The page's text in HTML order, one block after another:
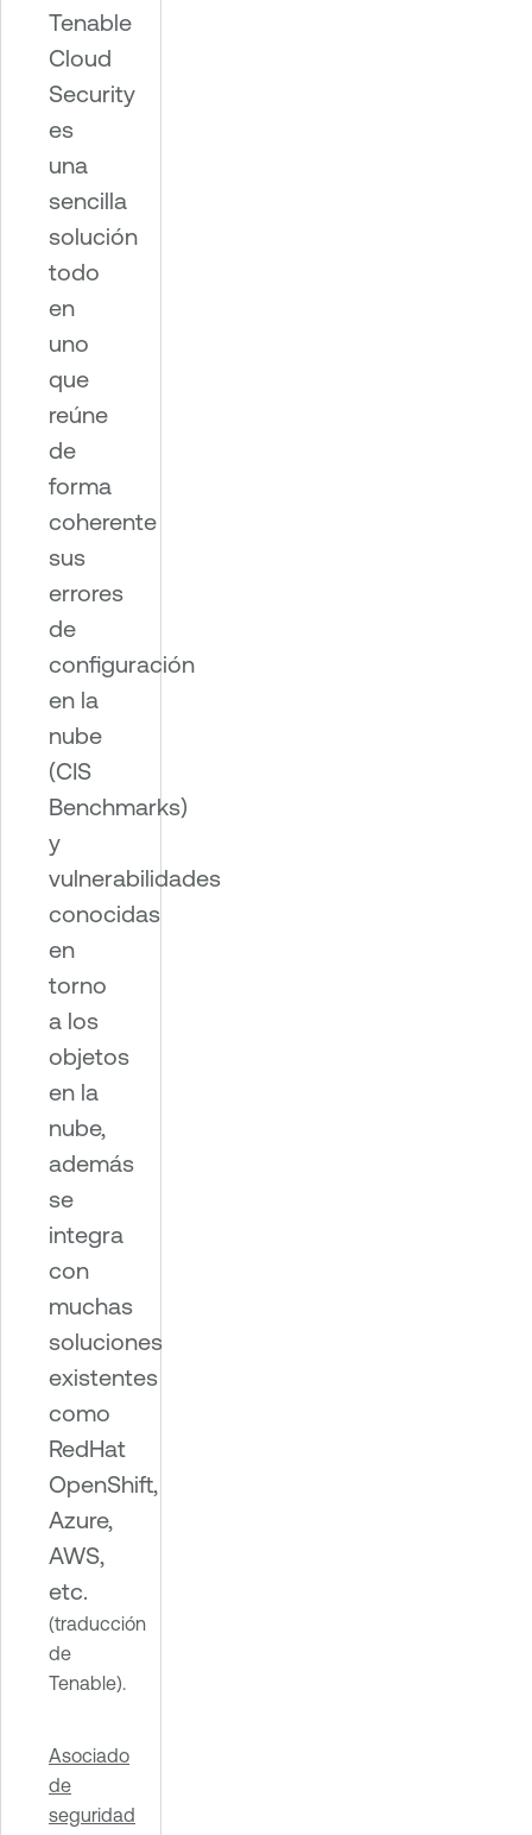
Tenable
Cloud
Security
es
una
sencilla
solución
todo
en
uno
que
reúne
de
forma
coherente
sus
errores
de
configuración
en la
nube
(CIS
Benchmarks)
y
vulnerabilidades
conocidas
en
torno
a los
objetos
en la
nube,
además
se
integra
con
muchas
soluciones
existentes
como
RedHat
OpenShift,
Azure,
AWS,
etc.
(traducción
de
Tenable).
Asociado
de
seguridad